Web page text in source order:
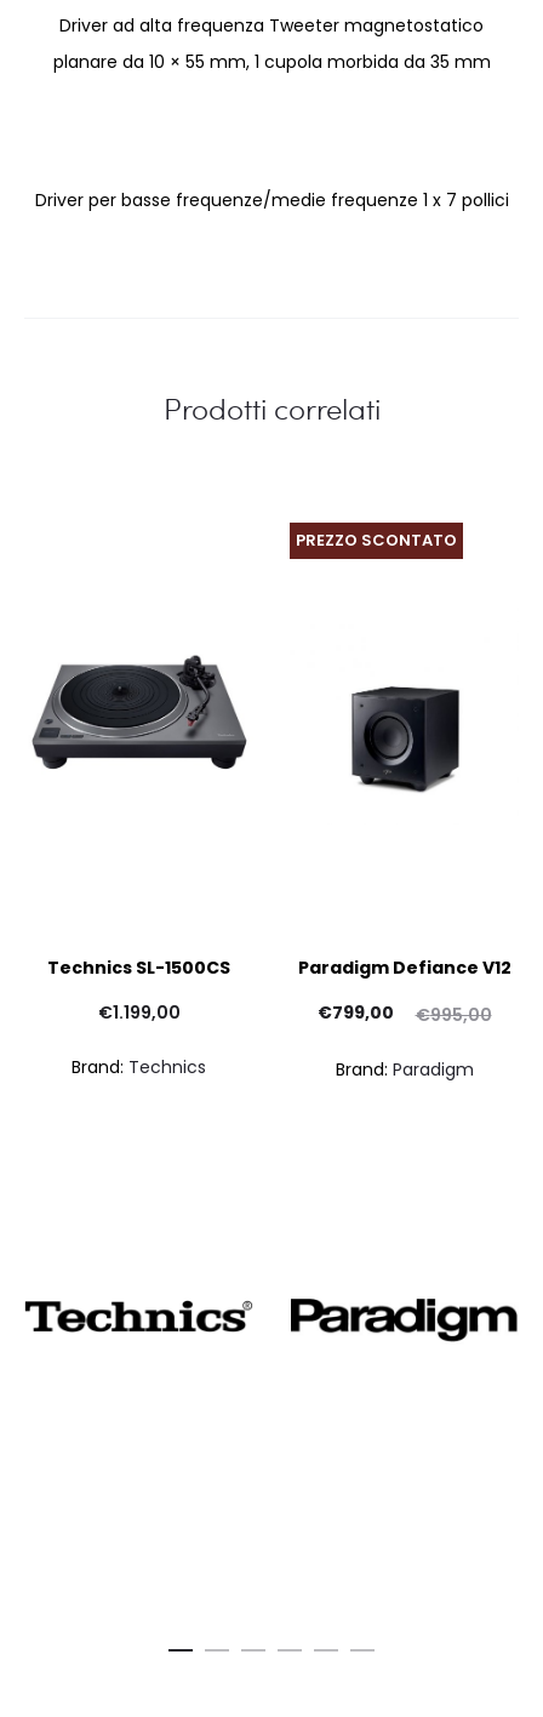
Driver ad alta frequenza Tweeter magnetostatico
planare da 10 × 55 mm, 1 cupola morbida da 35 mm
Driver per basse frequenze/medie frequenze 1 x 7 pollici
Prodotti correlati
Technics SL-1500CS
€1.199,00
Brand: Technics
PREZZO SCONTATO
Paradigm Defiance V12
€995,00
Il
€799,00
Brand: Paradigm